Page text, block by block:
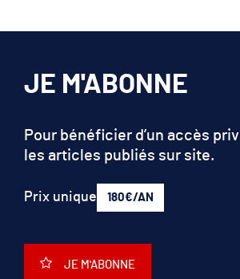
JE M'ABONNE
Pour bénéficier d’un accès
les articles publiés sur site.
Prix unique 180€/AN
JE M'ABONNE